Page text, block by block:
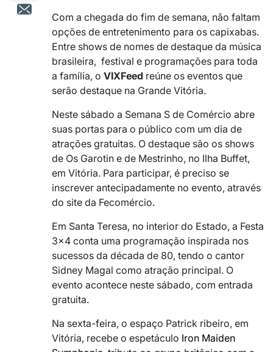
Com a chegada do fim de semana, não faltam
opções de entretenimento para os capixabas.
Entre shows de nomes de destaque da música
brasileira, festival e programações para toda
a família, o VIXFeed reúne os eventos que
serão destaque na Grande Vitória.
Neste sábado a Semana S de Comércio abre
suas portas para o público com um dia de
atrações gratuitas. O destaque são os shows
de Os Garotin e de Mestrinho, no Ilha Buffet,
em Vitória. Para participar, é preciso se
inscrever antecipadamente no evento, através
do site da Fecomércio.
Em Santa Teresa, no interior do Estado, a Festa
3×4 conta uma programação inspirada nos
sucessos da década de 80, tendo o cantor
Sidney Magal como atração principal. O
evento acontece neste sábado, com entrada
gratuita.
Na sexta-feira, o espaço Patrick ribeiro, em
Vitória, recebe o espetáculo Iron Maiden